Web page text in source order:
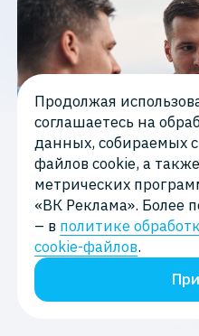
Продолжая
соглашаетесь на
данных, собираемых
файлов cookie, а
метрических
«ВК Реклама». Более
– в политике
cookie-файлов.